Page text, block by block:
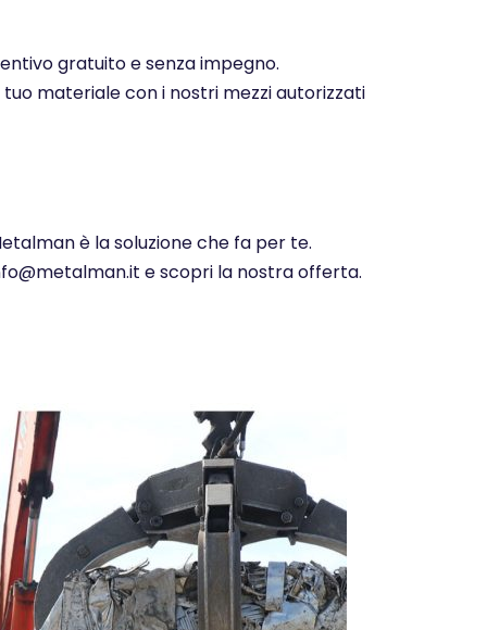
gratuito e senza impegno.
materiale con i nostri mezzi autorizzati
è la soluzione che fa per te.
e scopri la nostra offerta.